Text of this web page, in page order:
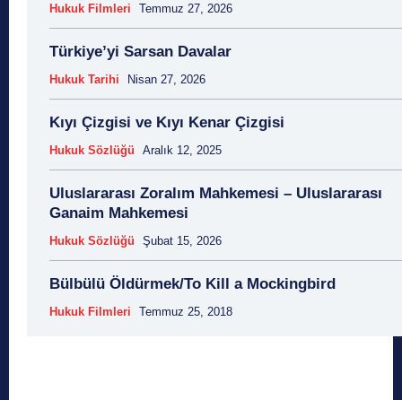
Hukuk Filmleri Temmuz 27, 2026
Türkiye’yi Sarsan Davalar
Hukuk Tarihi Nisan 27, 2026
Kıyı Çizgisi ve Kıyı Kenar Çizgisi
Hukuk Sözlüğü Aralık 12, 2025
Uluslararası Zoralım Mahkemesi – Uluslararası
Ganaim Mahkemesi
Hukuk Sözlüğü Şubat 15, 2026
Bülbülü Öldürmek/To Kill a Mockingbird
Hukuk Filmleri Temmuz 25, 2018